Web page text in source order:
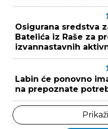
Osigurana sredstva
Batelića iz Raše za
izvannastavnih
Labin će ponovno
na prepoznate